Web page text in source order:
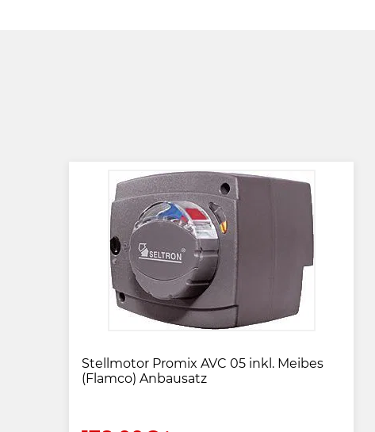
Stellmotor Promix AVC 05 inkl. Meibes
(Flamco) Anbausatz